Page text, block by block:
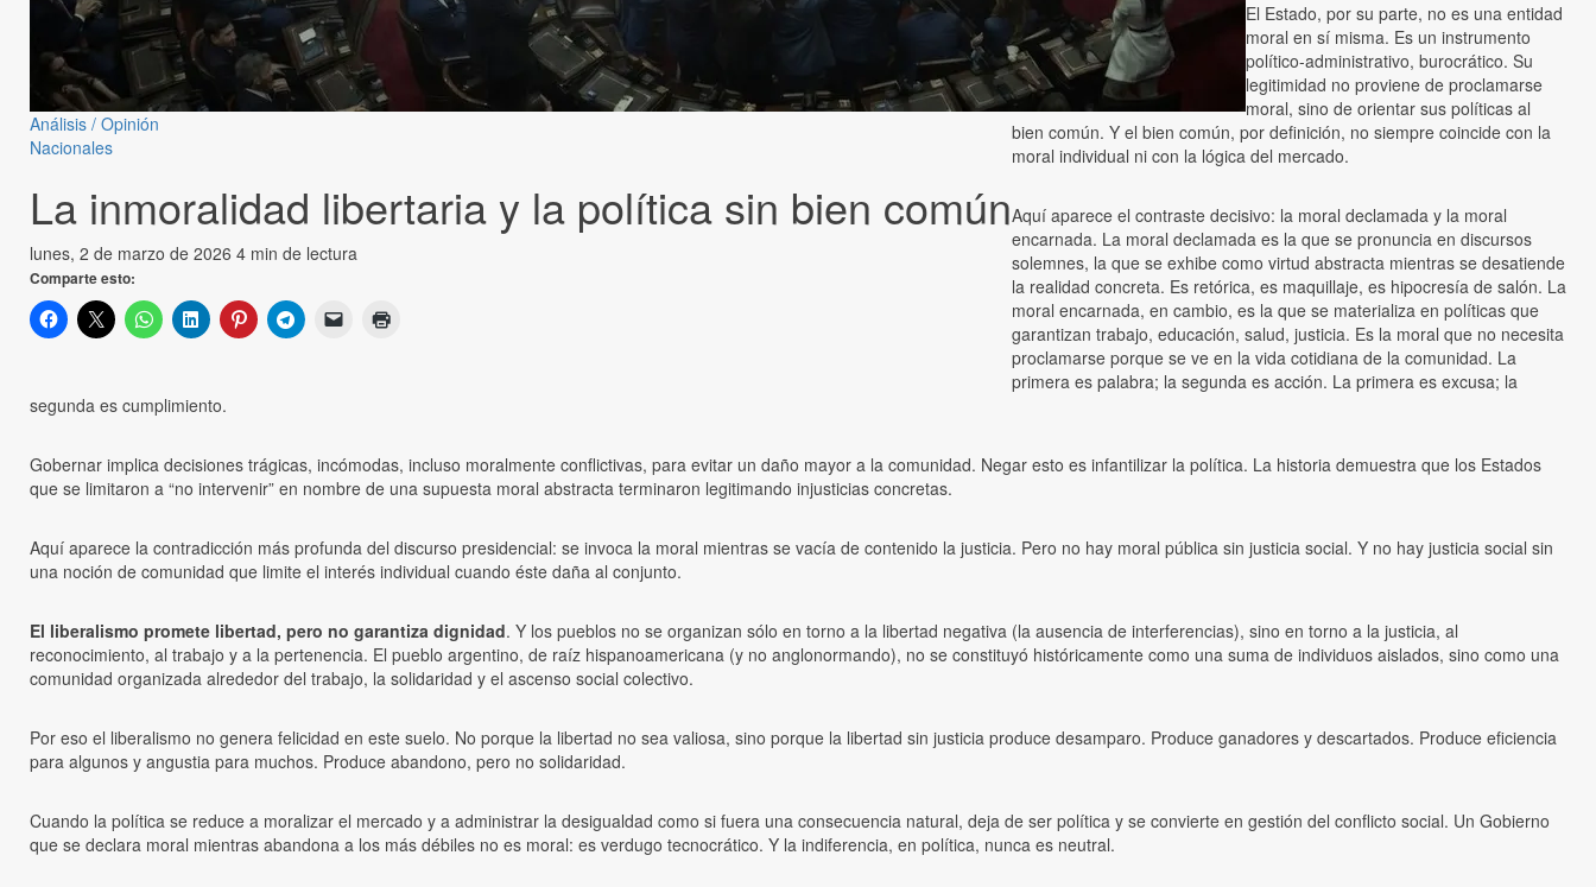
Análisis / Opinión
Nacionales
La inmoralidad libertaria y la política sin bien común
lunes, 2 de marzo de 2026 4 min de lectura
Comparte esto:
El Estado, por su parte, no es una entidad
moral en sí misma. Es un instrumento
político-administrativo, burocrático. Su
legitimidad no proviene de proclamarse
moral, sino de orientar sus políticas al
bien común. Y el bien común, por definición, no siempre coincide con la
moral individual ni con la lógica del mercado.
Aquí aparece el contraste decisivo: la moral declamada y la moral
encarnada. La moral declamada es la que se pronuncia en discursos
solemnes, la que se exhibe como virtud abstracta mientras se desatiende
la realidad concreta. Es retórica, es maquillaje, es hipocresía de salón. La
moral encarnada, en cambio, es la que se materializa en políticas que
garantizan trabajo, educación, salud, justicia. Es la moral que no necesita
proclamarse porque se ve en la vida cotidiana de la comunidad. La
primera es palabra; la segunda es acción. La primera es excusa; la
segunda es cumplimiento.
Gobernar implica decisiones trágicas, incómodas, incluso moralmente conflictivas, para evitar un daño mayor a la comunidad. Negar esto es infantilizar la política. La historia demuestra que los Estados
que se limitaron a “no intervenir” en nombre de una supuesta moral abstracta terminaron legitimando injusticias concretas.
Aquí aparece la contradicción más profunda del discurso presidencial: se invoca la moral mientras se vacía de contenido la justicia. Pero no hay moral pública sin justicia social. Y no hay justicia social sin
una noción de comunidad que limite el interés individual cuando éste daña al conjunto.
El liberalismo promete libertad, pero no garantiza dignidad. Y los pueblos no se organizan sólo en torno a la libertad negativa (la ausencia de interferencias), sino en torno a la justicia, al
reconocimiento, al trabajo y a la pertenencia. El pueblo argentino, de raíz hispanoamericana (y no anglonormando), no se constituyó históricamente como una suma de individuos aislados, sino como una
comunidad organizada alrededor del trabajo, la solidaridad y el ascenso social colectivo.
Por eso el liberalismo no genera felicidad en este suelo. No porque la libertad no sea valiosa, sino porque la libertad sin justicia produce desamparo. Produce ganadores y descartados. Produce eficiencia
para algunos y angustia para muchos. Produce abandono, pero no solidaridad.
Cuando la política se reduce a moralizar el mercado y a administrar la desigualdad como si fuera una consecuencia natural, deja de ser política y se convierte en gestión del conflicto social. Un Gobierno
que se declara moral mientras abandona a los más débiles no es moral: es verdugo tecnocrático. Y la indiferencia, en política, nunca es neutral.